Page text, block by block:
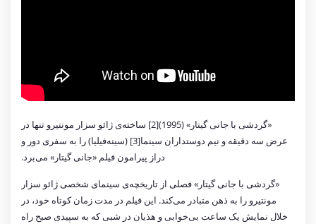
«گردشی با جانی گیتار» (1995)[2] ساخته‌ی ژائو سزار مونتیرو تنها در
عرض سه دقیقه و نیم دوستداران سینما[3] (سینه‌فیلیا) را به سفری دور و
دراز پیرامون فیلم «جانی گیتار» می‌برد.
«گردشی با جانی گیتار» فصلی از تاریخچه‌ی سینمای شخصی ژائو سزار
مونتیرو را به ذهن متبادر می‌کند. این فیلم در مدت زمان کوتاه خود، در
خلال نمایش یک ساعت بی‌خوابی و هذیان در شبی که به سپیدی صبح راه